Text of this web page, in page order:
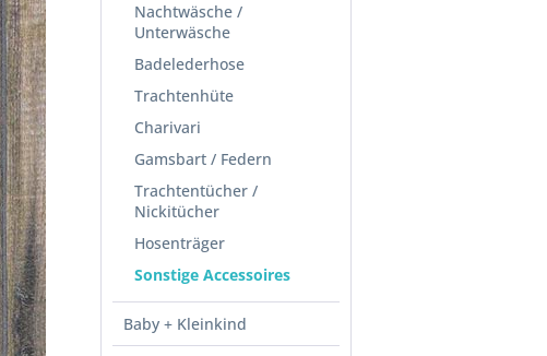
Nachtwäsche /
Unterwäsche
Badelederhose
Trachtenhüte
Charivari
Gamsbart / Federn
Trachtentücher /
Nickitücher
Hosenträger
Sonstige Accessoires
Baby + Kleinkind